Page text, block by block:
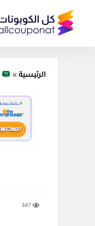
الرئيسية »
347